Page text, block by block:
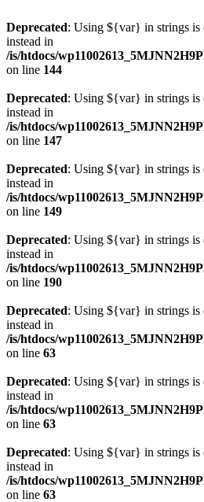
Deprecated: Using ${var} in strings is
instead in
/is/htdocs/
on line 144
Deprecated: Using ${var} in strings is
instead in
/is/htdocs/
on line 147
Deprecated: Using ${var} in strings is
instead in
/is/htdocs/
on line 149
Deprecated: Using ${var} in strings is
instead in
/is/htdocs/
on line 190
Deprecated: Using ${var} in strings is
instead in
/is/htdocs/
on line 63
Deprecated: Using ${var} in strings is
instead in
/is/htdocs/
on line 63
Deprecated: Using ${var} in strings is
instead in
/is/htdocs/
on line 63